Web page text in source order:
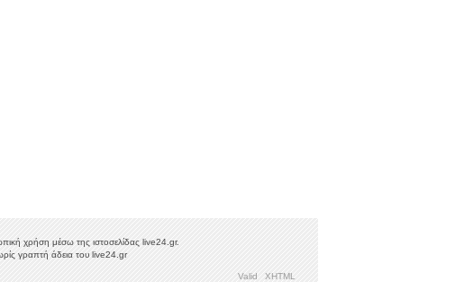
χρήση μέσω της ιστοσελίδας live24.gr.
γραπτή άδεια του live24.gr
Valid XHTML